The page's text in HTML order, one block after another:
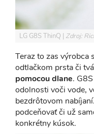
LG G8S ThinQ Zdroj:
Teraz to zas výrobca
odtlačkom prsta či
pomocou dlane.
odolnosti voči vode,
bezdrôtovom
podceňovať či už
konkrétny kúsok.